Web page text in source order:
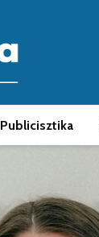
Publicisztika